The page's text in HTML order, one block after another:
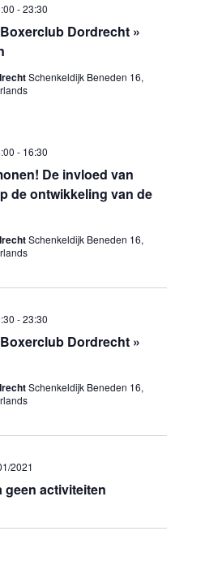
Dordrecht »
-23:30
Schenkeldijk Beneden 16,
De invloed van
de ontwikkeling van de
- 16:30
Schenkeldijk Beneden 16,
Dordrecht »
-23:30
Schenkeldijk Beneden 16,
geen activiteiten
2021